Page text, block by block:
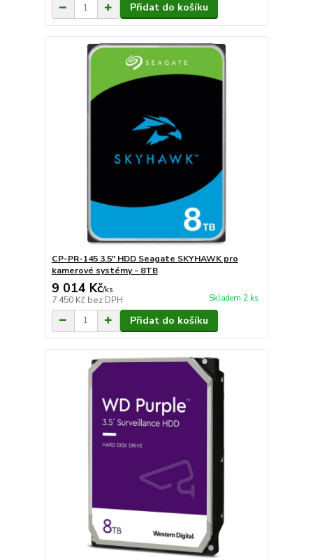
Přidat do košíku
CP-PR-145 3.5" HDD Seagate SKYHAWK pro
kamerové systémy - 8TB
9 014 Kč/ks
7 450 Kč bez DPH Skladem 2 ks
Přidat do košíku